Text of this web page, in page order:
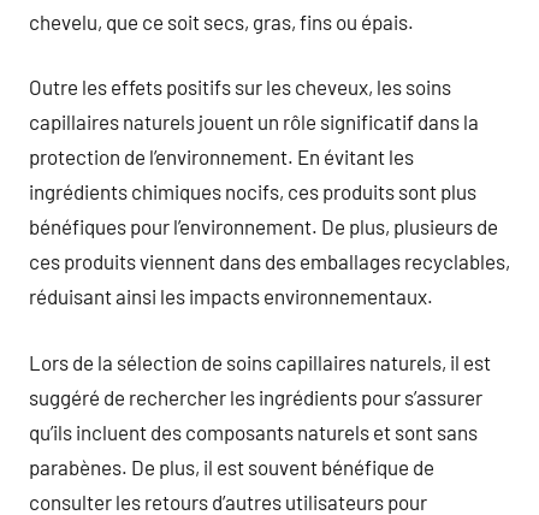
chevelu, que ce soit secs, gras, fins ou épais.
Outre les effets positifs sur les cheveux, les soins
capillaires naturels jouent un rôle significatif dans la
protection de l’environnement. En évitant les
ingrédients chimiques nocifs, ces produits sont plus
bénéfiques pour l’environnement. De plus, plusieurs de
ces produits viennent dans des emballages recyclables,
réduisant ainsi les impacts environnementaux.
Lors de la sélection de soins capillaires naturels, il est
suggéré de rechercher les ingrédients pour s’assurer
qu’ils incluent des composants naturels et sont sans
parabènes. De plus, il est souvent bénéfique de
consulter les retours d’autres utilisateurs pour